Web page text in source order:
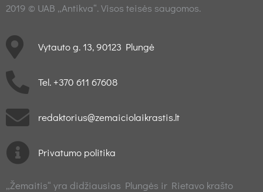
2019 © UAB „Antikva“. Visos teisės saugomos.
Vytauto g. 13, 90123 Plungė
Tel. +370 611 67608
redaktorius@zemaiciolaikrastis.lt
Privatumo politika
„Žemaitis“ yra didžiausias Plungės ir Rietavo krašto